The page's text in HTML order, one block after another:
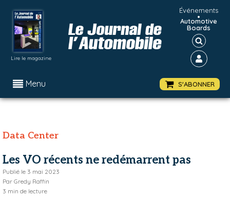
Lire le magazine
Événements
•
Automotive
Boards
Menu S'ABONNER
Data Center
Les VO récents ne redémarrent pas
Publié le 3 mai 2023
Par Gredy Raffin
3 min de lecture